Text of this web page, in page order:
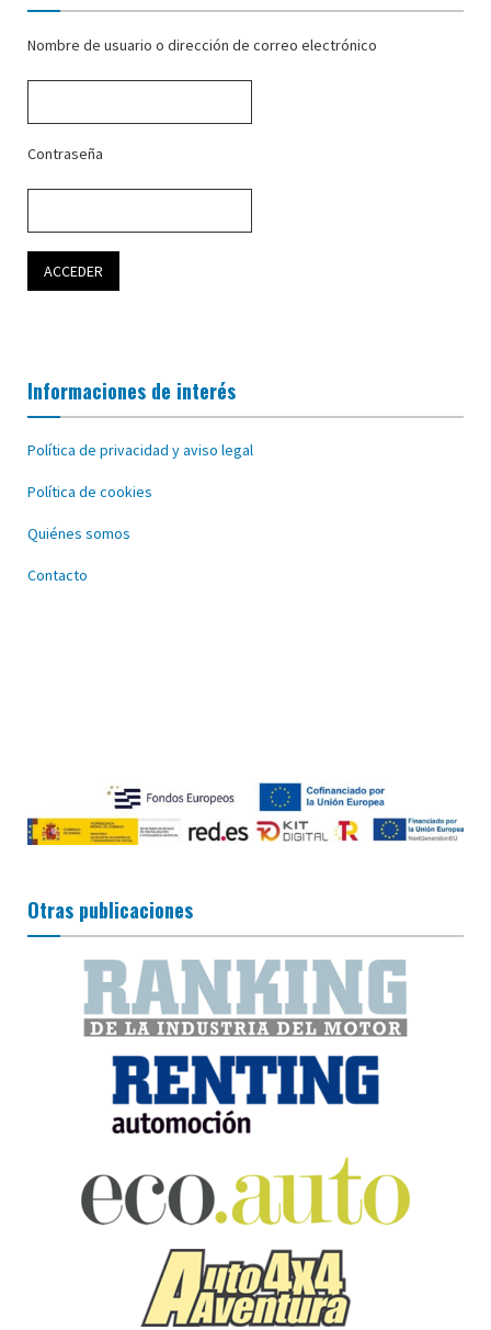
Nombre de usuario o dirección de correo electrónico
Contraseña
Informaciones de interés
Política de privacidad y aviso legal
Política de cookies
Quiénes somos
Contacto
Otras publicaciones